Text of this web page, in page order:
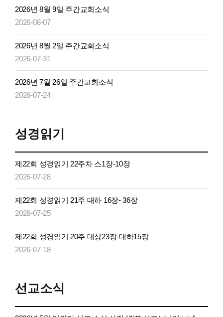
2026년 8월 9일 주간교회소식
2026-08-07
2026년 8월 2일 주간교회소식
2026-07-31
2026년 7월 26일 주간교회소식
2026-07-24
성경읽기
제22회 성경읽기 22주차 스1장-10장
2026-07-28
제22회 성경읽기 21주 대하 16장- 36장
2026-07-25
제22회 성경읽기 20주 대상23장-대하15장
2026-07-18
선교소식